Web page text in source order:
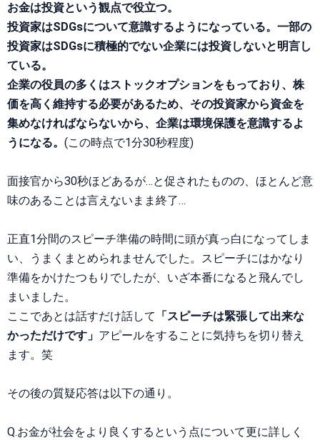
お金は投資という観点で役立つ。
投資家はSDGsについて意識するようになっている。一部の
投資家はSDGsに積極的でない企業には投資しないと明言し
ている。
企業の役員の多くはストックオプションをもっており、株
価を高く維持する必要があるため、その投資家から資金を
集めなければならないから、企業は環境保護を意識するよ
うになる。 (この時点で1分30秒程度)
面接官から30秒ほどあるが…と促されたものの、ほとんど意
味のあることは言えないまま終了…
正直1分間のスピーチ準備の時間に頭が真っ白になってしま
い、うまくまとめられませんでした。スピーチにはかなり
準備をかけたつもりでしたが、いざ本番になると飛んでし
まいました。
ここであとは話すだけ話して 「スピーチは緊張して出来な
かっただけです」 アピールをすることに気持ちを切り替え
ます。笑
その後の質疑応答は以下の通り。
Q.お金が社会をより良くするという点について更に詳しく